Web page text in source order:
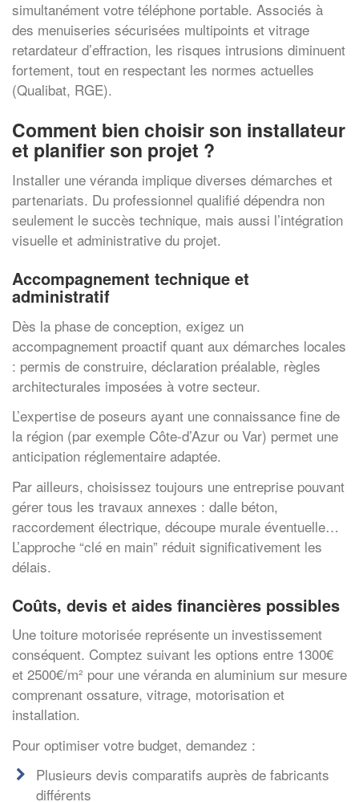
simultanément votre téléphone portable. Associés à
des menuiseries sécurisées multipoints et vitrage
retardateur d’effraction, les risques intrusions diminuent
fortement, tout en respectant les normes actuelles
(Qualibat, RGE).
Comment bien choisir son installateur
et planifier son projet ?
Installer une véranda implique diverses démarches et
partenariats. Du professionnel qualifié dépendra non
seulement le succès technique, mais aussi l’intégration
visuelle et administrative du projet.
Accompagnement technique et
administratif
Dès la phase de conception, exigez un
accompagnement proactif quant aux démarches locales
: permis de construire, déclaration préalable, règles
architecturales imposées à votre secteur.
L’expertise de poseurs ayant une connaissance fine de
la région (par exemple Côte-d’Azur ou Var) permet une
anticipation réglementaire adaptée.
Par ailleurs, choisissez toujours une entreprise pouvant
gérer tous les travaux annexes : dalle béton,
raccordement électrique, découpe murale éventuelle…
L’approche “clé en main” réduit significativement les
délais.
Coûts, devis et aides financières possibles
Une toiture motorisée représente un investissement
conséquent. Comptez suivant les options entre 1300€
et 2500€/m² pour une véranda en aluminium sur mesure
comprenant ossature, vitrage, motorisation et
installation.
Pour optimiser votre budget, demandez :
Plusieurs devis comparatifs auprès de fabricants
différents